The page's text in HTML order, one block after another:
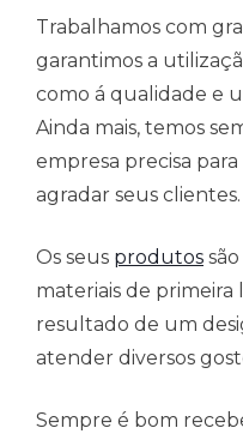
Trabalhamos com
garantimos a
como á qualidade e
Ainda mais, temos
empresa precisa
agradar seus clientes.
Os seus produtos
materiais de primeira
resultado de um
atender diversos
Sempre é bom